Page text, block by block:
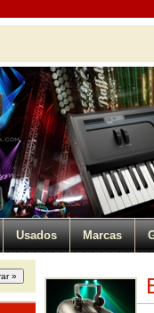
Usados Marcas